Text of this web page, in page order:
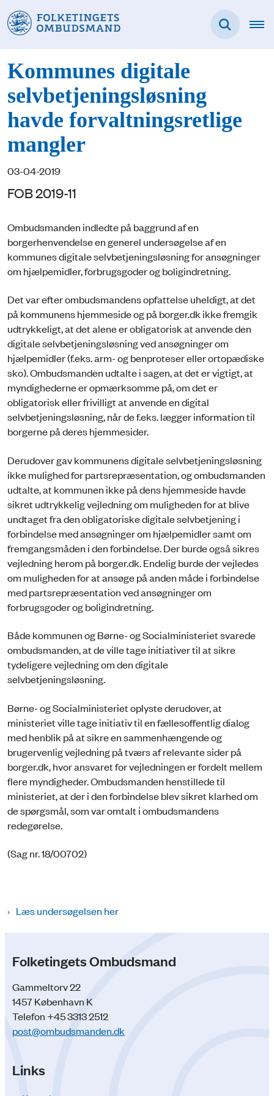
Kommunes digitale
selvbetjeningsløsning
havde forvaltningsretlige
mangler
03-04-2019
FOB 2019-11
Ombudsmanden indledte på baggrund af en
borgerhenvendelse en generel undersøgelse af en
kommunes digitale selvbetjeningsløsning for ansøgninger
om hjælpemidler, forbrugsgoder og boligindretning.
Det var efter ombudsmandens opfattelse uheldigt, at det
på kommunens hjemmeside og på borger.dk ikke fremgik
udtrykkeligt, at det alene er obligatorisk at anvende den
digitale selvbetjeningsløsning ved ansøgninger om
hjælpemidler (f.eks. arm- og benproteser eller ortopædiske
sko). Ombudsmanden udtalte i sagen, at det er vigtigt, at
myndighederne er opmærksomme på, om det er
obligatorisk eller frivilligt at anvende en digital
selvbetjeningsløsning, når de f.eks. lægger information til
borgerne på deres hjemmesider.
Derudover gav kommunens digitale selvbetjeningsløsning
ikke mulighed for partsrepræsentation, og ombudsmanden
udtalte, at kommunen ikke på dens hjemmeside havde
sikret udtrykkelig vejledning om muligheden for at blive
undtaget fra den obligatoriske digitale selvbetjening i
forbindelse med ansøgninger om hjælpemidler samt om
fremgangsmåden i den forbindelse. Der burde også sikres
vejledning herom på borger.dk. Endelig burde der vejledes
om muligheden for at ansøge på anden måde i forbindelse
med partsrepræsentation ved ansøgninger om
forbrugsgoder og boligindretning.
Både kommunen og Børne- og Socialministeriet svarede
ombudsmanden, at de ville tage initiativer til at sikre
tydeligere vejledning om den digitale
selvbetjeningsløsning.
Børne- og Socialministeriet oplyste derudover, at
ministeriet ville tage initiativ til en fællesoffentlig dialog
med henblik på at sikre en sammenhængende og
brugervenlig vejledning på tværs af relevante sider på
borger.dk, hvor ansvaret for vejledningen er fordelt mellem
flere myndigheder. Ombudsmanden henstillede til
ministeriet, at der i den forbindelse blev sikret klarhed om
de spørgsmål, som var omtalt i ombudsmandens
redegørelse.
(Sag nr. 18/00702)
Læs undersøgelsen her
Folketingets Ombudsmand
Gammeltorv 22
1457 København K
Telefon +45 3313 2512
post@ombudsmanden.dk
Links